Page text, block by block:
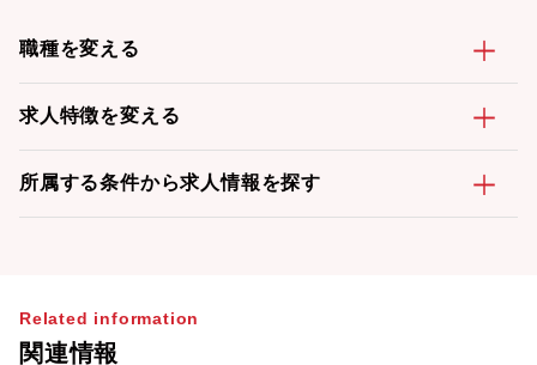
職種を変える
求人特徴を変える
所属する条件から求人情報を探す
Related information
関連情報